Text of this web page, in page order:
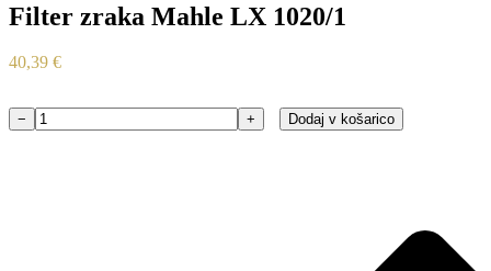
Filter zraka Mahle LX 1020/1
40,39 €
Filter
− + Dodaj v košarico